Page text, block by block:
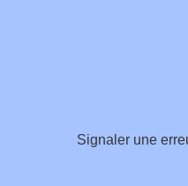
Signaler une